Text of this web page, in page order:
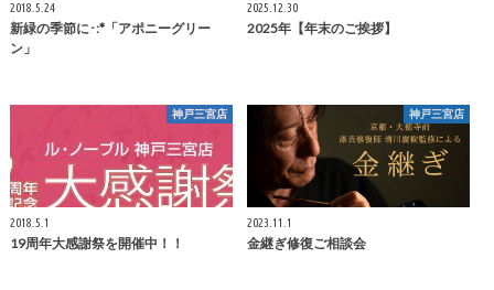
2018.5.24
新緑の季節に･:*「アポニーグリー
ン」
2025.12.30
2025年【年末のご挨拶】
神戸三宮店
2018.5.1
19周年大感謝祭を開催中！！
神戸三宮店
2023.11.1
金継ぎ修復ご相談会